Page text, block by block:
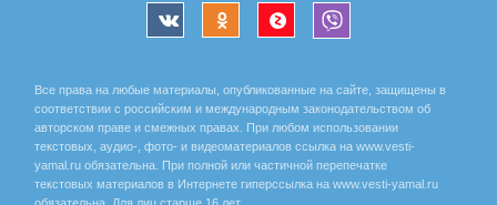
Все права на любые материалы, опубликованные на сайте, защищены в
соответствии с российским и международным законодательством об
авторском праве и смежных правах. При любом использовании
текстовых, аудио-, фото- и видеоматериалов ссылка на www.vesti-
yamal.ru обязательна. При полной или частичной перепечатке
текстовых материалов в Интернете гиперссылка на www.vesti-yamal.ru